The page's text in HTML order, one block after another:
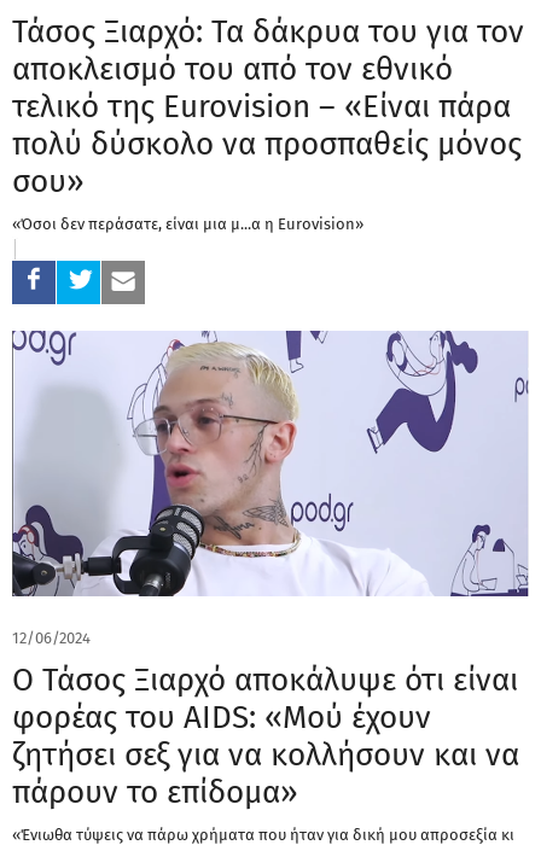
Τάσος Ξιαρχό: Τα δάκρυα του για τον
αποκλεισμό του από τον εθνικό
τελικό της Eurovision – «Είναι πάρα
πολύ δύσκολο να προσπαθείς μόνος
σου»
«Όσοι δεν περάσατε, είναι μια μ...α η Eurovision»
12/06/2024
Ο Τάσος Ξιαρχό αποκάλυψε ότι είναι
φορέας του AIDS: «Μού έχουν
ζητήσει σεξ για να κολλήσουν και να
πάρουν το επίδομα»
«Ένιωθα τύψεις να πάρω χρήματα που ήταν για δική μου απροσεξία κι